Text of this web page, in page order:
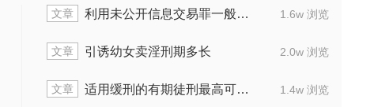
1.6w 浏览
文章 利用未公开信息交易罪一般刑期多久
2.0w 浏览
文章 引诱幼女卖淫刑期多长
1.4w 浏览
文章 适用缓刑的有期徒刑最高可判多少年